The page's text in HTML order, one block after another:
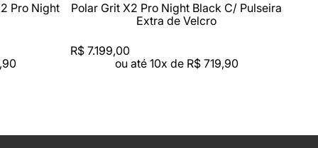
Pro Night
,90
Polar Grit X2 Pro Night Black C/ Pulseira
Extra de Velcro
R$ 7.199,00
ou até 10x de R$ 719,90